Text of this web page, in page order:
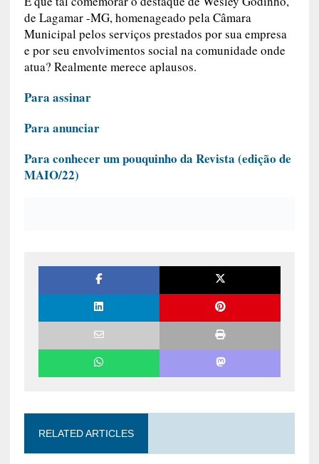
de Lagamar -MG, homenageado pela Câmara
Municipal pelos serviços prestados por sua empresa
e por seu envolvimentos social na comunidade onde
atua? Realmente merece aplausos.
Para assinar
Para anunciar
Para conhecer um pouquinho da Revista (edição de
MAIO/22)
RELATED ARTICLES